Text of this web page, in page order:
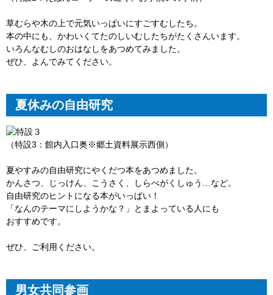
草むらや木の上で元気いっぱいにすごすむしたち。
本の中にも、かわいくてたのしいむしたちがたくさんいます。
いろんなむしのおはなしをあつめてみました。
ぜひ、よんでみてください。
夏休みの自由研究
（特設3：館内入口奥※郷土資料展示西側）
夏やすみの自由研究にやくだつ本をあつめました。
かんさつ、じっけん、こうさく、しらべがくしゅう…など。
自由研究のヒントになる本がいっぱい！
「なんのテーマにしようかな？」とまよっている人にも
おすすめです。
ぜひ、ご利用ください。
男女共同参画